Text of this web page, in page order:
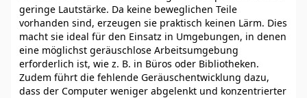
geringe Lautstärke. Da keine beweglichen Teile
vorhanden sind, erzeugen sie praktisch keinen Lärm. Dies
macht sie ideal für den Einsatz in Umgebungen, in denen
eine möglichst geräuschlose Arbeitsumgebung
erforderlich ist, wie z. B. in Büros oder Bibliotheken.
Zudem führt die fehlende Geräuschentwicklung dazu,
dass der Computer weniger abgelenkt und konzentrierter